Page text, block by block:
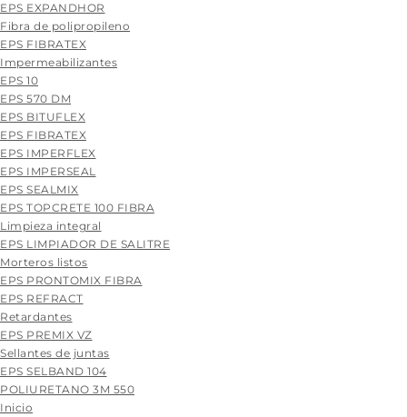
EPS EXPANDHOR
Fibra de polipropileno
EPS FIBRATEX
Impermeabilizantes
EPS 10
EPS 570 DM
EPS BITUFLEX
EPS FIBRATEX
EPS IMPERFLEX
EPS IMPERSEAL
EPS SEALMIX
EPS TOPCRETE 100 FIBRA
Limpieza integral
EPS LIMPIADOR DE SALITRE
Morteros listos
EPS PRONTOMIX FIBRA
EPS REFRACT
Retardantes
EPS PREMIX VZ
Sellantes de juntas
EPS SELBAND 104
POLIURETANO 3M 550
Skip
Inicio